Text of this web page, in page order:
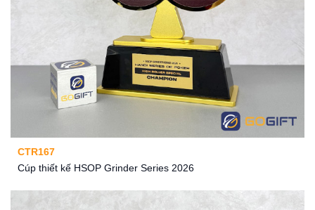
CTR167
Cúp thiết kế HSOP Grinder Series 2026